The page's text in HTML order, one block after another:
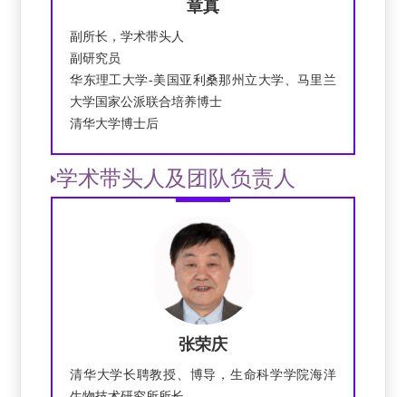
章真
副所长，学术带头人
副研究员
华东理工大学-美国亚利桑那州立大学、马里兰
大学国家公派联合培养博士
清华大学博士后
学术带头人及团队负责人
张荣庆
清华大学长聘教授、博导，生命科学学院海洋